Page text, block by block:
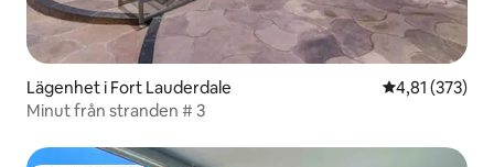
Lägenhet i Fort Lauderdale 4,81 av 5 i
4,81 (373)
Minut från stranden # 3